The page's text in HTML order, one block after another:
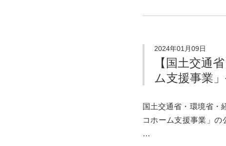
2024年01月09日
【国土交通
ム支援事業
国土交通省・環境省・
コホーム支援事業」の
…